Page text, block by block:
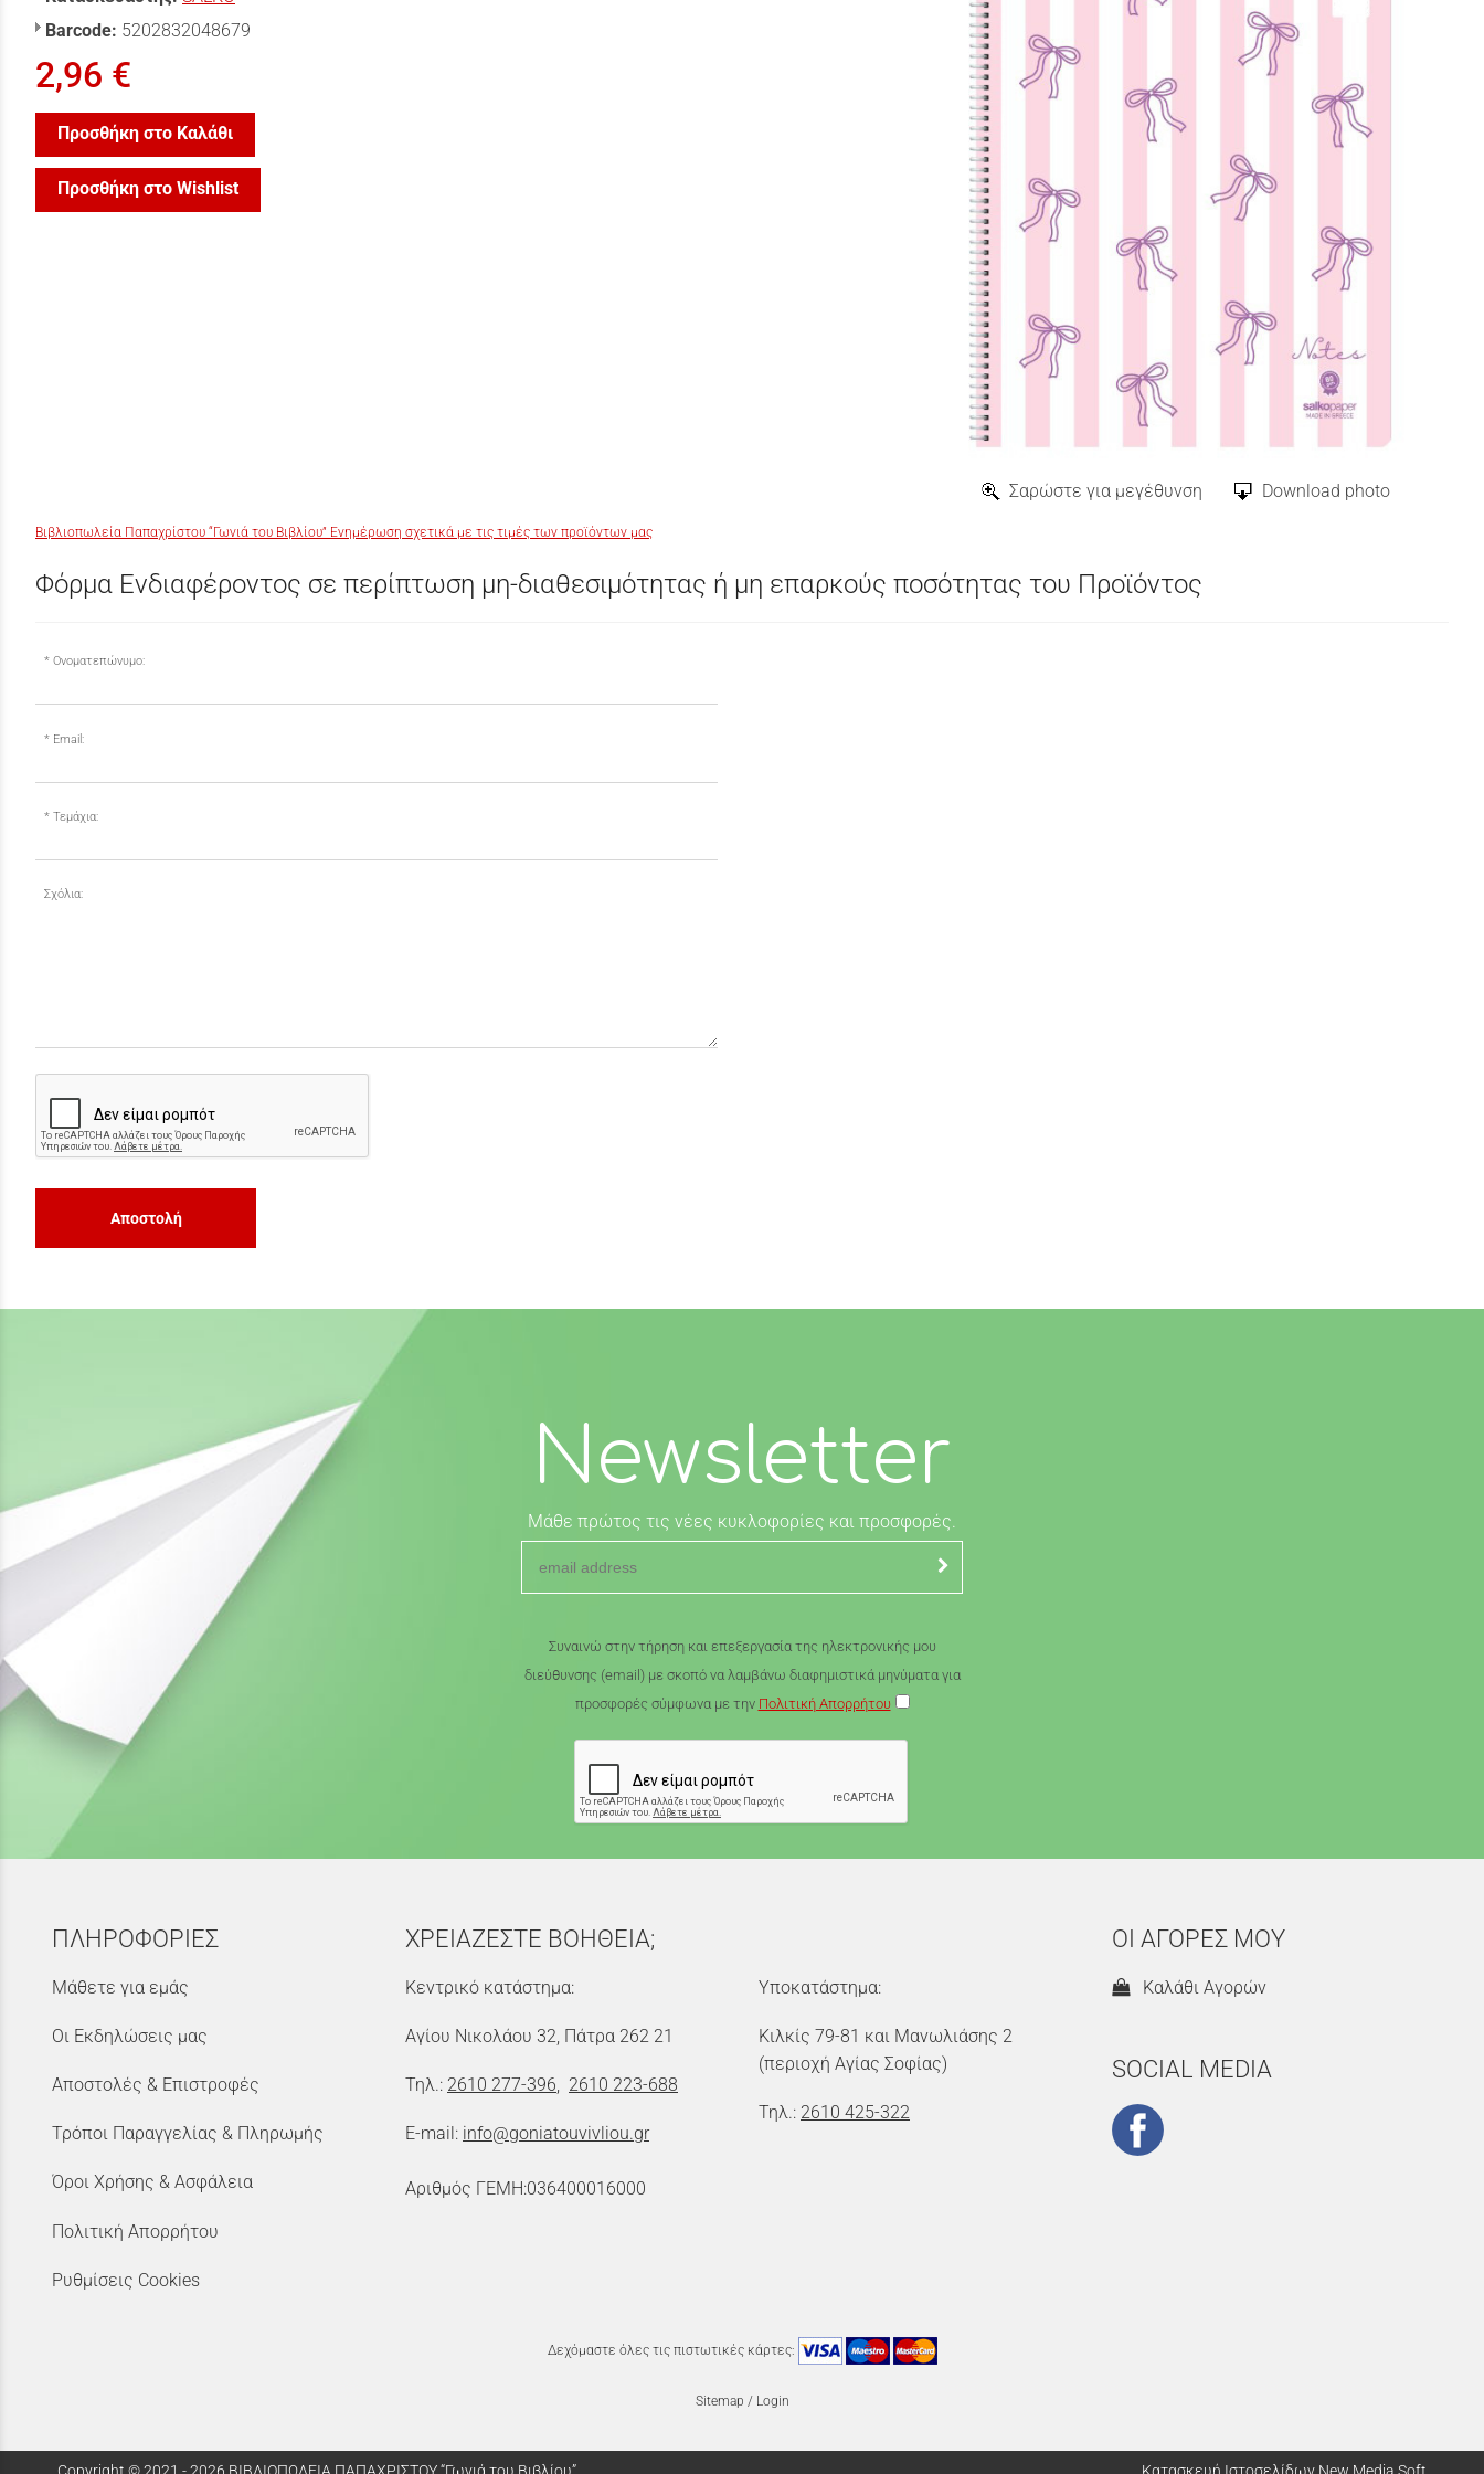
Σαρώστε για μεγέθυνση Download photo
Barcode: 5202832048679
2,96 €
Προσθήκη στο Καλάθι
Προσθήκη στο Wishlist
Βιβλιοπωλεία Παπαχρίστου “Γωνιά του Βιβλίου” Ενημέρωση σχετικά με τις τιμές των προϊόντων μας
Φόρμα Ενδιαφέροντος σε περίπτωση μη-διαθεσιμότητας ή μη επαρκούς ποσότητας του Προϊόντος
Ονοματεπώνυμο:
Email:
Τεμάχια:
Σχόλια:
Αποστολή
Newsletter
Μάθε πρώτος τις νέες κυκλοφορίες και προσφορές.
Συναινώ στην τήρηση και επεξεργασία της ηλεκτρονικής μου
διεύθυνσης (email) με σκοπό να λαμβάνω διαφημιστικά μηνύματα για
προσφορές σύμφωνα με την Πολιτική Απορρήτου
ΠΛΗΡΟΦΟΡΙΕΣ
Μάθετε για εμάς
Οι Εκδηλώσεις μας
Αποστολές & Επιστροφές
Τρόποι Παραγγελίας & Πληρωμής
Όροι Χρήσης & Ασφάλεια
Πολιτική Απορρήτου
Ρυθμίσεις Cookies
ΧΡΕΙΑΖΕΣΤΕ ΒΟΗΘΕΙΑ;
Κεντρικό κατάστημα:
Αγίου Νικολάου 32, Πάτρα 262 21
Τηλ.: 2610 277-396, 2610 223-688
E-mail: info@goniatouvivliou.gr
Αριθμός ΓΕΜΗ:036400016000
Υποκατάστημα:
Κιλκίς 79-81 και Μανωλιάσης 2
(περιοχή Αγίας Σοφίας)
Τηλ.: 2610 425-322
ΟΙ ΑΓΟΡΕΣ ΜΟΥ
Καλάθι Αγορών
SOCIAL MEDIA
Δεχόμαστε όλες τις πιστωτικές κάρτες:
Sitemap / Login